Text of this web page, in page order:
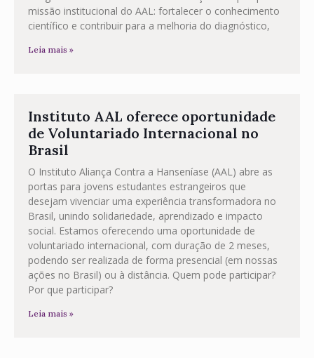
missão institucional do AAL: fortalecer o conhecimento
científico e contribuir para a melhoria do diagnóstico,
Leia mais »
Instituto AAL oferece oportunidade
de Voluntariado Internacional no
Brasil
O Instituto Aliança Contra a Hanseníase (AAL) abre as
portas para jovens estudantes estrangeiros que
desejam vivenciar uma experiência transformadora no
Brasil, unindo solidariedade, aprendizado e impacto
social. Estamos oferecendo uma oportunidade de
voluntariado internacional, com duração de 2 meses,
podendo ser realizada de forma presencial (em nossas
ações no Brasil) ou à distância. Quem pode participar?
Por que participar?
Leia mais »